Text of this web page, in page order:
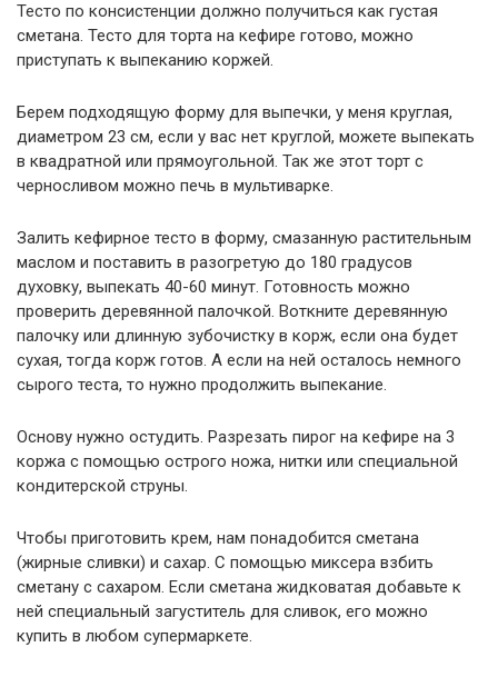
Тесто по консистенции должно получиться как густая
сметана. Тесто для торта на кефире готово, можно
приступать к выпеканию коржей.
Берем подходящую форму для выпечки, у меня круглая,
диаметром 23 см, если у вас нет круглой, можете выпекать
в квадратной или прямоугольной. Так же этот торт с
черносливом можно печь в мультиварке.
Залить кефирное тесто в форму, смазанную растительным
маслом и поставить в разогретую до 180 градусов
духовку, выпекать 40-60 минут. Готовность можно
проверить деревянной палочкой. Воткните деревянную
палочку или длинную зубочистку в корж, если она будет
сухая, тогда корж готов. А если на ней осталось немного
сырого теста, то нужно продолжить выпекание.
Основу нужно остудить. Разрезать пирог на кефире на 3
коржа с помощью острого ножа, нитки или специальной
кондитерской струны.
Чтобы приготовить крем, нам понадобится сметана
(жирные сливки) и сахар. С помощью миксера взбить
сметану с сахаром. Если сметана жидковатая добавьте к
ней специальный загуститель для сливок, его можно
купить в любом супермаркете.